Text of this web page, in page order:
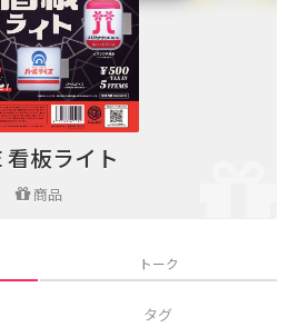
看板ライト
商品
トーク
タグ